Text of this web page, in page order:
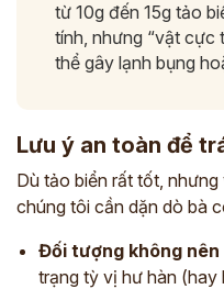
từ 10g đến 15g tảo
tính, nhưng “vật cực
thể gây lạnh bụng
Lưu ý an toàn để
Dù tảo biển rất tốt,
chúng tôi cần dặn dò bà
Đối tượng không nên
trạng tỳ vị hư hàn (hay